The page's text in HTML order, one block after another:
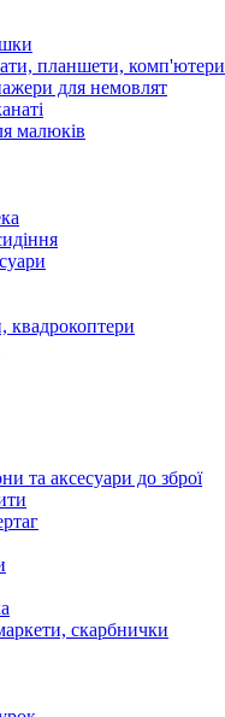
планшети, комп'ютери
для немовлят
малюків
квадрокоптери
та аксесуари до зброї
скарбнички